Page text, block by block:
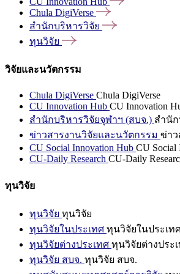
Chula DigiVerse
สำนักบริหารวิจัย
ทุนวิจัย
วิจัยและนวัตกรรม
Chula DigiVerse Chula DigiVerse
CU Innovation Hub CU Innovation
สำนักบริหารวิจัยจุฬาฯ (สบจ.) สำนัก
ข่าวสารงานวิจัยและนวัตกรรม ข่าว
CU Social Innovation Hub CU Social
CU-Daily Research CU-Daily
ทุนวิจัย
ทุนวิจัย ทุนวิจัย
ทุนวิจัยในประเทศ ทุนวิจัยในประเท
ทุนวิจัยต่างประเทศ ทุนวิจัยต่างประ
ทุนวิจัย สบจ. ทุนวิจัย สบจ.